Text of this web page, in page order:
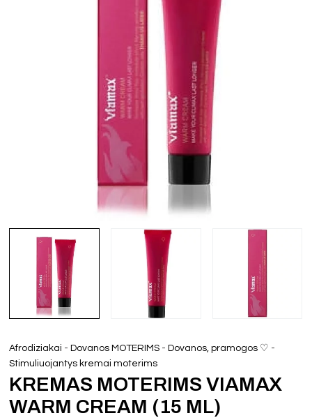
Afrodiziakai -Dovanos MOTERIMS -Dovanos, pramogos ♡ -
Stimuliuojantys kremai moterims
KREMAS MOTERIMS VIAMAX
WARM CREAM (15 ML)